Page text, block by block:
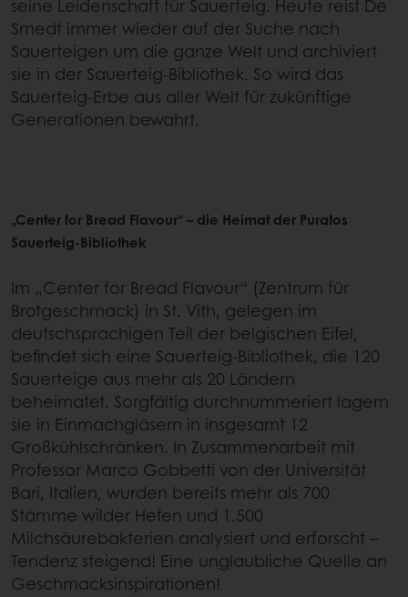
seine Leidenschaft für Sauerteig. Heute reist De
Smedt immer wieder auf der Suche nach
Sauerteigen um die ganze Welt und archiviert
sie in der Sauerteig-Bibliothek. So wird das
Sauerteig-Erbe aus aller Welt für zukünftige
Generationen bewahrt.
„Center for Bread Flavour“ – die Heimat der Puratos
Sauerteig-Bibliothek
Im „Center for Bread Flavour“ (Zentrum für
Brotgeschmack) in St. Vith, gelegen im
deutschsprachigen Teil der belgischen Eifel,
befindet sich eine Sauerteig-Bibliothek, die 120
Sauerteige aus mehr als 20 Ländern
beheimatet. Sorgfältig durchnummeriert lagern
sie in Einmachgläsern in insgesamt 12
Großkühlschränken. In Zusammenarbeit mit
Professor Marco Gobbetti von der Universität
Bari, Italien, wurden bereits mehr als 700
Stämme wilder Hefen und 1.500
Milchsäurebakterien analysiert und erforscht –
Tendenz steigend! Eine unglaubliche Quelle an
Geschmacksinspirationen!